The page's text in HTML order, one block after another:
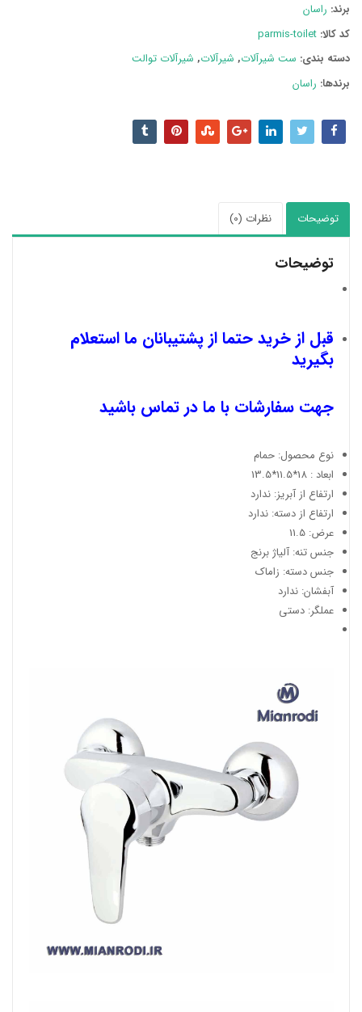
برند: راسان
کد کالا: parmis-toilet
دسته بند‌ی: ست شیرآلات, شیرآلات, شیرآلات توالت
برندها: راسان
توضیحات نظرات (0)
توضیحات
قبل از خرید حتما از پشتیبانان ما استعلام
بگیرید
جهت سفارشات با ما در تماس باشید
نوع محصول: حمام
ابعاد : 18*11.5*13.5
ارتفاع از آبریز: ندارد
ارتفاع از دسته: ندارد
عرض: 11.5
جنس تنه: آلیاژ برنج
جنس دسته: زاماک
آبفشان: ندارد
عملگر: دستی